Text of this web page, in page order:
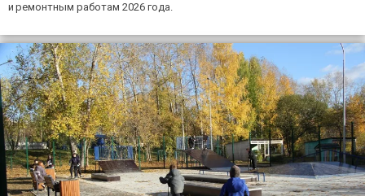
и ремонтным работам 2026 года.